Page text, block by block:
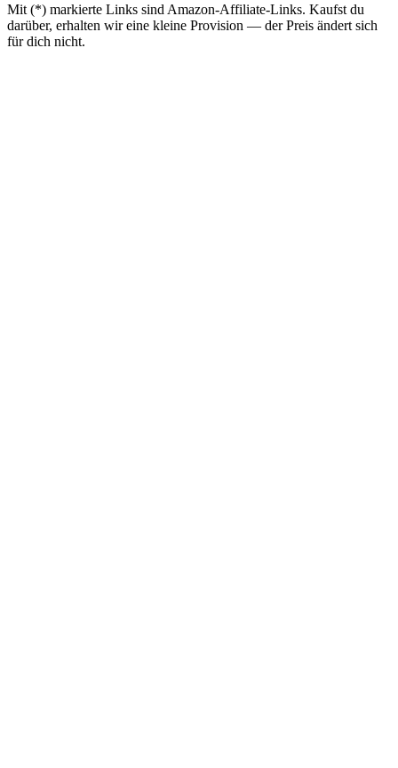
Mit (*) markierte Links sind Amazon-Affiliate-Links. Kaufst du
darüber, erhalten wir eine kleine Provision — der Preis ändert sich
für dich nicht.